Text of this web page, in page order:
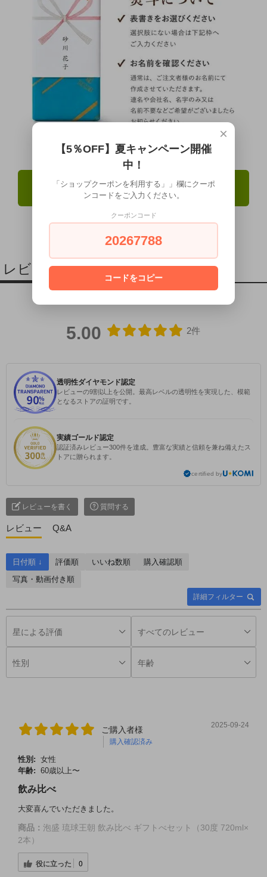
この商品を購入する
レビュー
5.00 2件
透明性ダイヤモンド認定
レビューの9割以上を公開。最高レベルの透明性を実現した、模範
となるストアの証明です。
実績ゴールド認定
認証済みレビュー300件を達成。豊富な実績と信頼を兼ね備えたス
トアに贈られます。
certified by
レビューを書く 質問する
レビュー Q&A
詳細フィルター
日付順 ↓ 評価順 いいね数順
購入確認順
写真・動画付き順
ご購入者様
購入確認済み
2025-09-24
性別: 女性
年齢: 60歳以上〜
飲み比べ
大変喜んでいただきました。
商品： 泡盛 琉球王朝 飲み比べ ギフトべセット（30度 720ml×
2本）
役に立った 0
×
【5％OFF】夏キャンペーン開催
中！
「ショップクーポンを利用する」」欄にクーポ
ンコードをご入力ください。
クーポンコード
20267788
コードをコピー